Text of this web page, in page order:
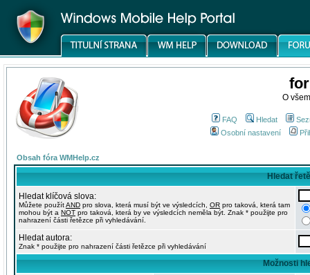
O
FAQ Hledat
Osobní nastavení
Obsah fóra WMHelp.cz
Hledat
Hledat klíčová slova:
Můžete použítAND pro slova, která musí být ve výsledcích, OR pro taková, která tam
mohou být a NOT pro taková, která by ve výsledcích neměla být. Znak * použijte pro
nahrazení části řetězce při vyhledávání.
Hledat autora:
Znak * použijte pro nahrazení části řetězce při vyhledávání
Možnosti